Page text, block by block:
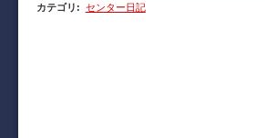
カテゴリ : センター日記